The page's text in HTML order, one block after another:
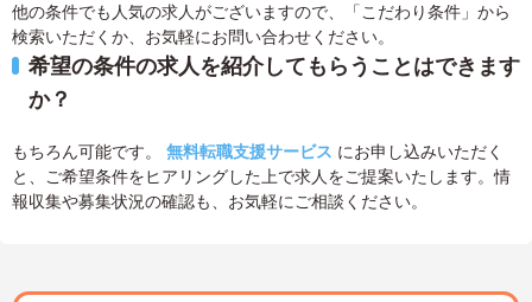
他の条件でも人気の求人がございますので、「こだわり条件」から
検索いただくか、お気軽にお問い合わせください。
希望の条件の求人を紹介してもらうことはできます
か？
もちろん可能です。 無料転職支援サービス にお申し込みいただく
と、ご希望条件をヒアリングした上で求人をご提案いたします。情
報収集や募集状況の確認も、お気軽にご相談ください。